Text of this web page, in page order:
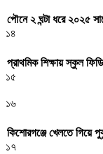
পৌনে ২ ঘন্টা ধরে ২০২৫
১৪
প্রাথমিক শিক্ষায় স্কুল
১৫
১৬
কিশোরগঞ্জে খেলতে গিয়ে
১৭